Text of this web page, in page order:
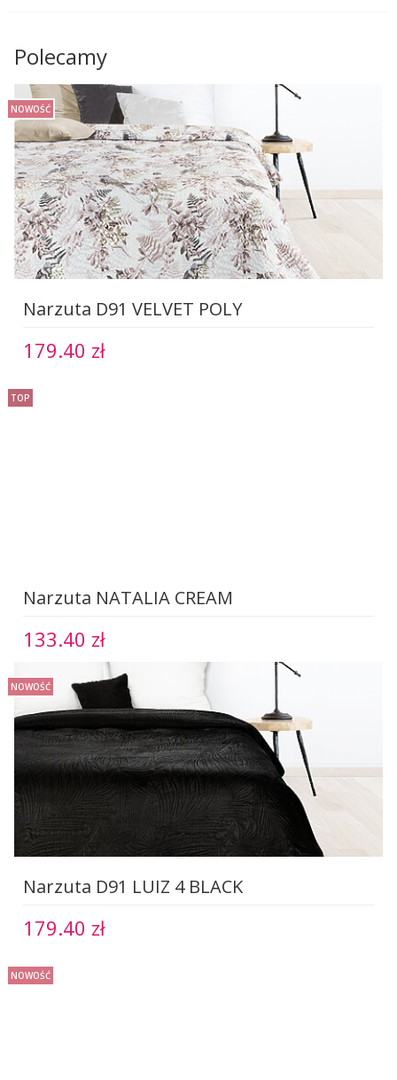
Polecamy
NOWOŚĆ
Narzuta D91 VELVET POLY
179.40 zł
TOP
Narzuta NATALIA CREAM
133.40 zł
NOWOŚĆ
Narzuta D91 LUIZ 4 BLACK
179.40 zł
NOWOŚĆ